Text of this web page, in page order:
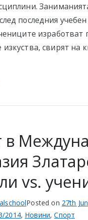
последния
изработват
свирят на
в
vs.
Posted on 27th
2014, Новини,Спорт